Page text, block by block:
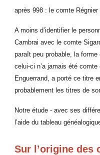
après 998 : le comte
A moins d’identifier le
Cambrai avec le comte
paraît peu probable, la
celui-ci n’a jamais été
Enguerrand, a porté ce titre
probablement les titres de
Notre étude - avec ses
l’aide du tableau
Sur l’origine des